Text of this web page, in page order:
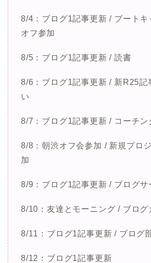
8/4：ブログ1記事更新 / ブートキ
オフ参加
8/5：ブログ1記事更新 / 読書
8/6：ブログ1記事更新 / 新R25記
い
8/7：ブログ1記事更新 / コーチン
8/8：朝渋オフ会参加 / 新規プロ
加
8/9：ブログ1記事更新 / ブログサ
8/10：友達とモーニング / ブログ
8/11：ブログ1記事更新 / ブログ
8/12：ブログ1記事更新